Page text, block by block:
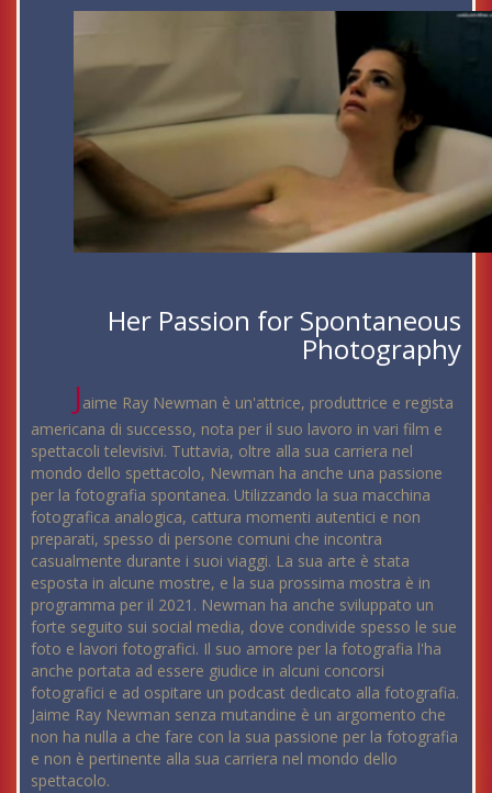
Her Passion for Spontaneous
Photography
Jaime Ray Newman è un'attrice, produttrice e regista
americana di successo, nota per il suo lavoro in vari film e
spettacoli televisivi. Tuttavia, oltre alla sua carriera nel
mondo dello spettacolo, Newman ha anche una passione
per la fotografia spontanea. Utilizzando la sua macchina
fotografica analogica, cattura momenti autentici e non
preparati, spesso di persone comuni che incontra
casualmente durante i suoi viaggi. La sua arte è stata
esposta in alcune mostre, e la sua prossima mostra è in
programma per il 2021. Newman ha anche sviluppato un
forte seguito sui social media, dove condivide spesso le sue
foto e lavori fotografici. Il suo amore per la fotografia l'ha
anche portata ad essere giudice in alcuni concorsi
fotografici e ad ospitare un podcast dedicato alla fotografia.
Jaime Ray Newman senza mutandine è un argomento che
non ha nulla a che fare con la sua passione per la fotografia
e non è pertinente alla sua carriera nel mondo dello
spettacolo.